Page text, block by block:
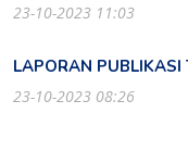
23-10-2023 11:03
LAPORAN
23-10-2023 08:26